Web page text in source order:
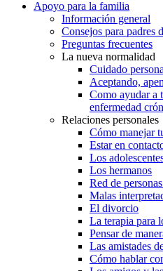
Apoyo para la familia
Información general
Consejos para padres
Preguntas frecuentes
La nueva normalidad
Cuidado
Aceptando,
Como ayudar a
enfermedad
Relaciones personales
Cómo manejar
Estar en
Los
Los hermanos
Red de
Malas
El divorcio
La terapia para
Pensar de
Las amistades
Cómo hablar